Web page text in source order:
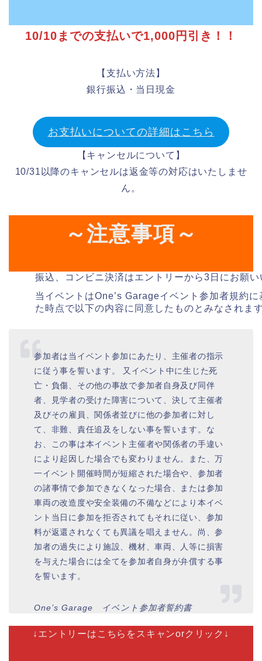
10/10までの支払いで1,000円引き！！
【支払い方法】
銀行振込・当日現金
お支払いについての詳細はこちら
【キャンセルについて】
10/31以降のキャンセルは返金等の対応はいたしませ
ん。
～注意事項～
振込、コンビニ決済はエントリーから3日にお願
当イベントはOne’s Garageイベント参加者規約
た時点で以下の内容に同意したものとみなされま
参加者は当イベント参加にあたり、主催者の指示
に従う事を誓います。 又イベント中に生じた死
亡・負傷、その他の事故で参加者自身及び同伴
者、見学者の受けた障害について、決して主催者
及びその雇員、関係者並びに他の参加者に対し
て、非難、責任追及をしない事を誓います。な
お、この事は本イベント主催者や関係者の手違い
により起因した場合でも変わりません。また、万
一イベント開催時間が短縮された場合や、参加者
の諸事情で参加できなくなった場合、または参加
車両の改造度や安全装備の不備などにより本イベ
ント当日に参加を拒否されてもそれに従い、参加
料が返還されなくても異議を唱えません。尚、参
加者の過失により施設、機材、車両、人等に損害
を与えた場合には全てを参加者自身が弁償する事
を誓います。
One’s Garage イベント参加者誓約書
↓エントリーはこちらをスキャンorクリック↓